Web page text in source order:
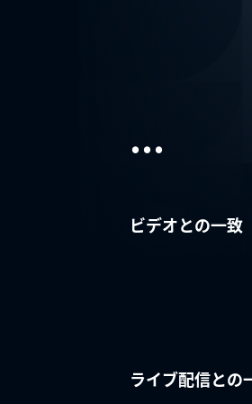
...
ビデオとの一致
ライブ配信との